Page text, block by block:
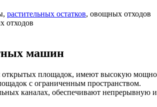
растительных остатков, овощных отходов
отходов
машин
площадок, имеют высокую
с ограниченным пространством.
каналах, обеспечивают непрерывную